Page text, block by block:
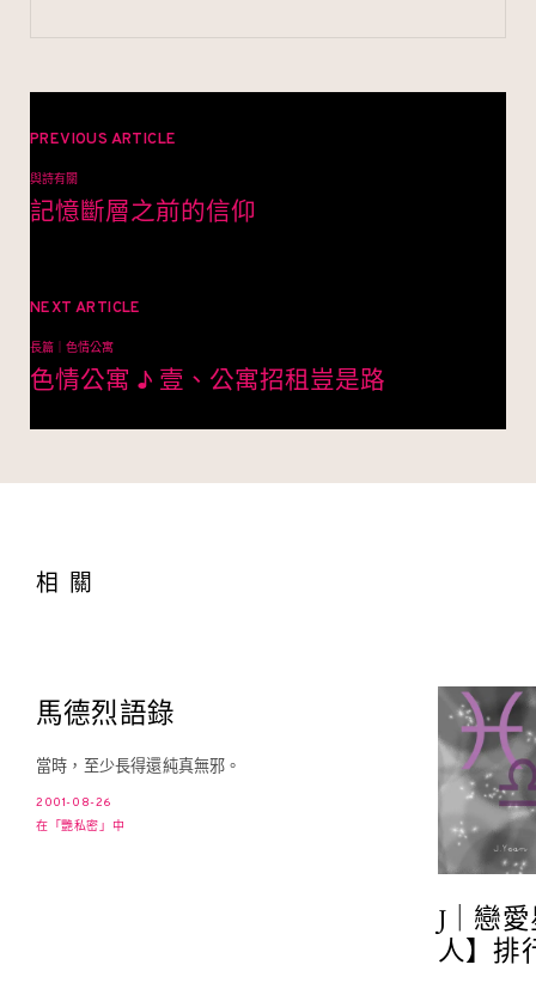
章
導
PREVIOUS ARTICLE
與詩有關
記憶斷層之前的信仰
NEXT ARTICLE
長篇｜色情公寓
色情公寓 ♪ 壹、公寓招租豈是路
相關
馬德烈語錄
當時，至少長得還純真無邪。
2001-08-26
在「艷私密」中
J｜戀
人】排